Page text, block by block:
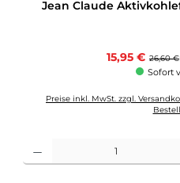
Jean Claude
15,95 € 26,60 €
Sofort
Preise inkl. MwSt. zzgl.